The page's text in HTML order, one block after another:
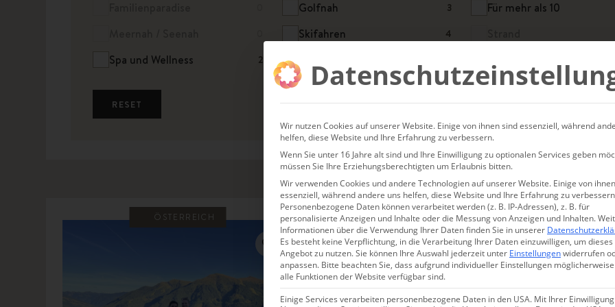
Golfnah 3 Für mehr als 10
Skifahren 4
Spa und Wellness 2
RESET
ÖSTERREICH WANGEN
Wir nutzen Cookies auf unserer Website. Einige von ihnen sind essenziell, während
helfen, diese Website und Ihre Erfahrung zu verbessern.
Wenn Sie unter 16 Jahre alt sind und Ihre Einwilligung zu optionalen Services geben
müssen Sie Ihre Erziehungsberechtigten um Erlaubnis bitten.
Wir verwenden Cookies und andere Technologien auf unserer Website. Einige von
essenziell, während andere uns helfen, diese Website und Ihre Erfahrung zu
Personenbezogene Daten können verarbeitet werden (z. B. IP-Adressen), z. B. für
personalisierte Anzeigen und Inhalte oder die Messung von Anzeigen und Inhalten.
Informationen über die Verwendung Ihrer Daten finden Sie in unserer
Es besteht keine Verpflichtung, in die Verarbeitung Ihrer Daten einzuwilligen, um dieses
Angebot zu nutzen.Sie können Ihre Auswahl jederzeit unter Einstellungenwiderrufen
anpassen. Bitte beachten Sie, dass aufgrund individueller Einstellungen
alle Funktionen der Website verfügbar sind.
Einige Services verarbeiten personenbezogene Daten in den USA. Mit Ihrer